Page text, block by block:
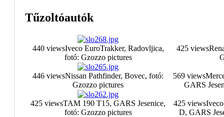
Tűzoltóautók
440 viewsIveco EuroTrakker, Radovljica,
fotó: Gzozzo pictures
425 views
446 viewsNissan Pathfinder, Bovec, fotó:
Gzozzo pictures
569 views
GARS
425 viewsTAM 190 T15, GARS Jesenice,
fotó: Gzozzo pictures
425 views
D, GARS